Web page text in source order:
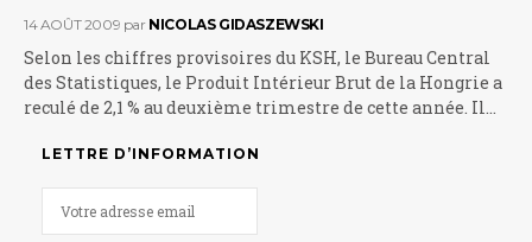
14 AOÛT 2009 par NICOLAS GIDASZEWSKI
Selon les chiffres provisoires du KSH, le Bureau Central
des Statistiques, le Produit Intérieur Brut de la Hongrie a
reculé de 2,1 % au deuxième trimestre de cette année. Il…
LETTRE D’INFORMATION